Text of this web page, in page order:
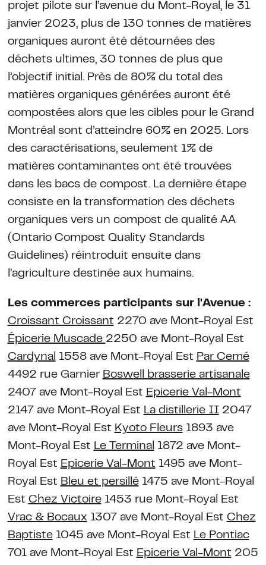
projet pilote sur l’avenue du Mont-Royal, le 31
janvier 2023, plus de 130 tonnes de matières
organiques auront été détournées des
déchets ultimes, 30 tonnes de plus que
l’objectif initial. Près de 80% du total des
matières organiques générées auront été
compostées alors que les cibles pour le Grand
Montréal sont d’atteindre 60% en 2025. Lors
des caractérisations, seulement 1% de
matières contaminantes ont été trouvées
dans les bacs de compost. La dernière étape
consiste en la transformation des déchets
organiques vers un compost de qualité AA
(Ontario Compost Quality Standards
Guidelines) réintroduit ensuite dans
l’agriculture destinée aux humains.
Les commerces participants sur l'Avenue :
Croissant Croissant 2270 ave Mont-Royal Est
Épicerie Muscade 2250 ave Mont-Royal Est
Cardynal 1558 ave Mont-Royal Est Par Cemé
4492 rue Garnier Boswell brasserie artisanale
2407 ave Mont-Royal Est Epicerie Val-Mont
2147 ave Mont-Royal Est La distillerie II2047
ave Mont-Royal Est Kyoto Fleurs1893 ave
Mont-Royal Est Le Terminal 1872 ave Mont-
Royal Est Epicerie Val-Mont 1495 ave Mont-
Royal Est Bleu et persillé1475 ave Mont-Royal
Est Chez Victoire1453 rue Mont-Royal Est
Vrac & Bocaux 1307 ave Mont-Royal Est Chez
Baptiste1045 ave Mont-Royal Est Le Pontiac
701 ave Mont-Royal Est Epicerie Val-Mont 205